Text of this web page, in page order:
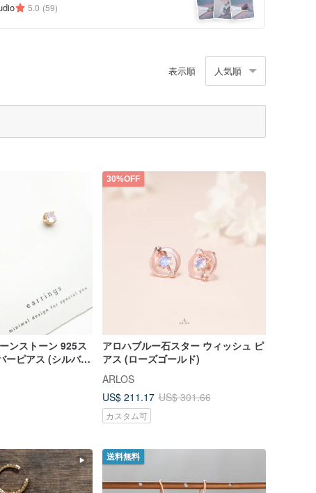
5.0 (59)
表示順 人気順
ンストーン 925ス
ーピアス (シルバ
/18Kゴールド) | ム
ズ
30%OFF
アロハブルー石スター ウィッシュ ピ
アス (ローズゴールド)
ARLOS
US$ 211.17 US$ 301.66
カスタム可
送料無料